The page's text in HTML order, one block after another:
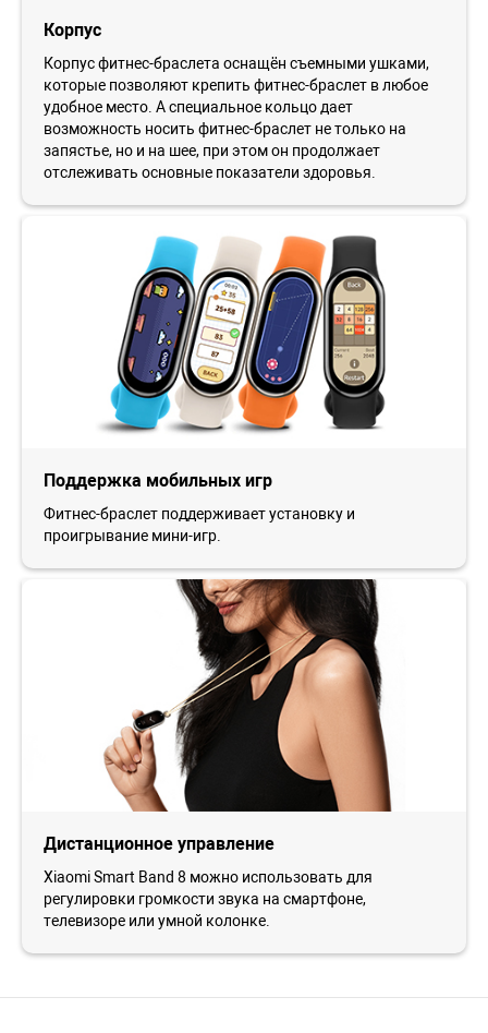
Корпус
Корпус фитнес-браслета оснащён съемными ушками,
которые позволяют крепить фитнес-браслет в любое
удобное место. А специальное кольцо дает
возможность носить фитнес-браслет не только на
запястье, но и на шее, при этом он продолжает
отслеживать основные показатели здоровья.
Поддержка мобильных игр
Фитнес-браслет поддерживает установку и
проигрывание мини-игр.
Дистанционное управление
Xiaomi Smart Band 8 можно использовать для
регулировки громкости звука на смартфоне,
телевизоре или умной колонке.